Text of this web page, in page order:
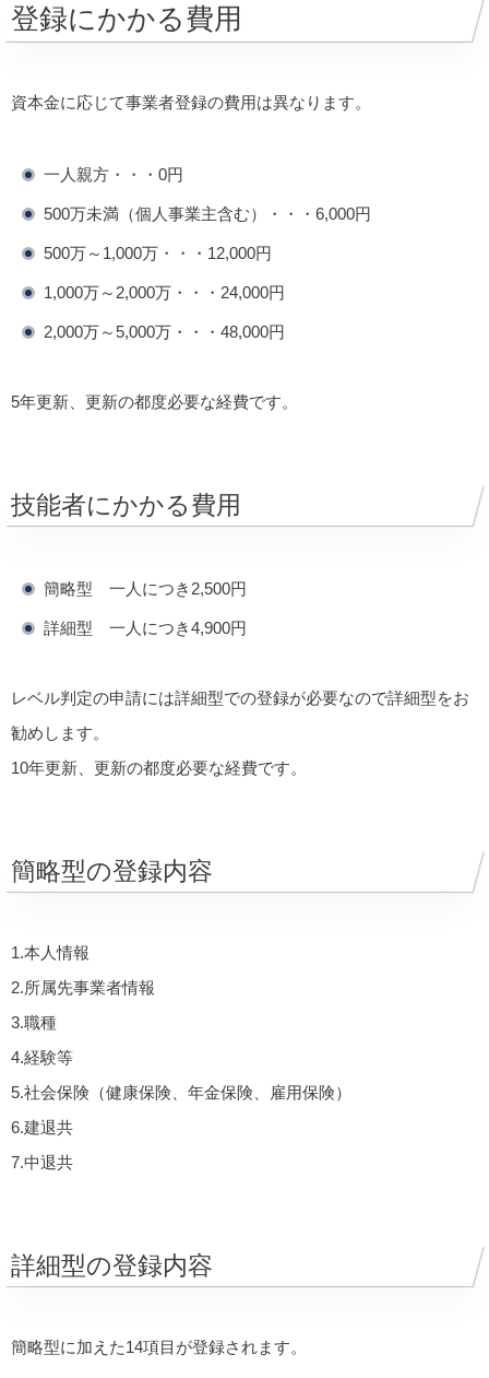
登録にかかる費用
資本金に応じて事業者登録の費用は異なります。
一人親方・・・0円
500万未満（個人事業主含む）・・・6,000円
500万～1,000万・・・12,000円
1,000万～2,000万・・・24,000円
2,000万～5,000万・・・48,000円
5年更新、更新の都度必要な経費です。
技能者にかかる費用
簡略型 一人につき2,500円
詳細型 一人につき4,900円
レベル判定の申請には詳細型での登録が必要なので詳細型をお
勧めします。
10年更新、更新の都度必要な経費です。
簡略型の登録内容
1.本人情報
2.所属先事業者情報
3.職種
4.経験等
5.社会保険（健康保険、年金保険、雇用保険）
6.建退共
7.中退共
詳細型の登録内容
簡略型に加えた14項目が登録されます。